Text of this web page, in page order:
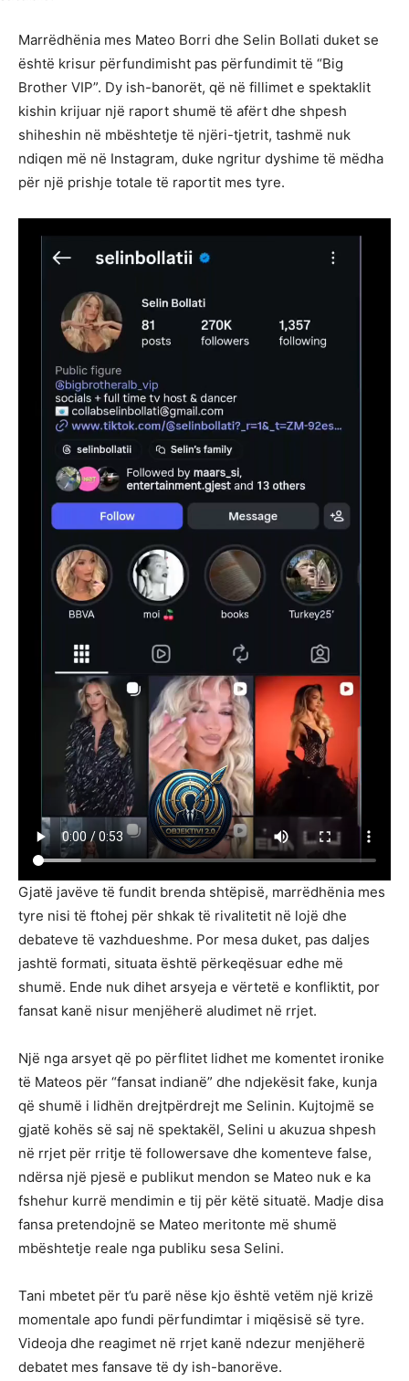
Marrëdhënia mes Mateo Borri dhe Selin Bollati duket se
është krisur përfundimisht pas përfundimit të “Big
Brother VIP”. Dy ish-banorët, që në fillimet e spektaklit
kishin krijuar një raport shumë të afërt dhe shpesh
shiheshin në mbështetje të njëri-tjetrit, tashmë nuk
ndiqen më në Instagram, duke ngritur dyshime të mëdha
për një prishje totale të raportit mes tyre.
Gjatë javëve të fundit brenda shtëpisë, marrëdhënia mes
tyre nisi të ftohej për shkak të rivalitetit në lojë dhe
debateve të vazhdueshme. Por mesa duket, pas daljes
jashtë formati, situata është përkeqësuar edhe më
shumë. Ende nuk dihet arsyeja e vërtetë e konfliktit, por
fansat kanë nisur menjëherë aludimet në rrjet.
Një nga arsyet që po përflitet lidhet me komentet ironike
të Mateos për “fansat indianë” dhe ndjekësit fake, kunja
që shumë i lidhën drejtpërdrejt me Selinin. Kujtojmë se
gjatë kohës së saj në spektakël, Selini u akuzua shpesh
në rrjet për rritje të followersave dhe komenteve false,
ndërsa një pjesë e publikut mendon se Mateo nuk e ka
fshehur kurrë mendimin e tij për këtë situatë. Madje disa
fansa pretendojnë se Mateo meritonte më shumë
mbështetje reale nga publiku sesa Selini.
Tani mbetet për t’u parë nëse kjo është vetëm një krizë
momentale apo fundi përfundimtar i miqësisë së tyre.
Videoja dhe reagimet në rrjet kanë ndezur menjëherë
debatet mes fansave të dy ish-banorëve.